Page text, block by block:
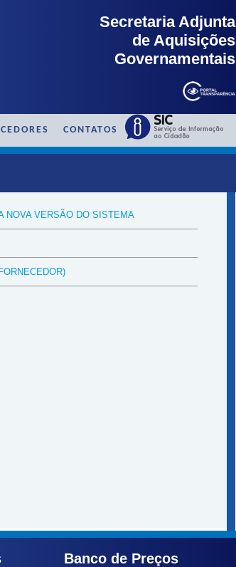
Secretaria Adjunta
de Aquisições
Governamentais
CONTATOS
NOVA VERSÃO DO SISTEMA
Banco de Preços